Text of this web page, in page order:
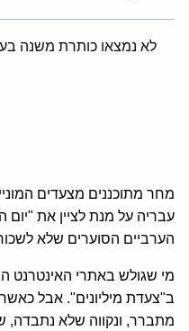
לא נמצאו כותרת משנה
מחר מתוכננים מצעדים
עבריה על מנת לציין את
הערביים הסוערים שלא
מי שגולש באתרי האינטרנט
ב"צעדת מיליונים". אבל
מתברר, ונקווה שלא